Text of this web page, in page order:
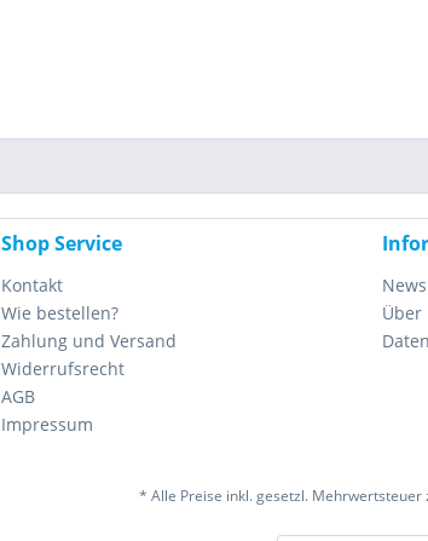
Shop Service
Kontakt
Wie bestellen?
Zahlung und Versand
Widerrufsrecht
AGB
Impressum
Über
* Alle Preise inkl. gesetzl. Mehrwertsteuer